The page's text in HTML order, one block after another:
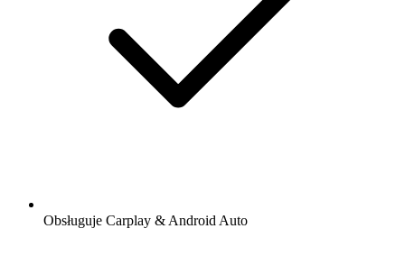
Obsługuje Carplay & Android Auto